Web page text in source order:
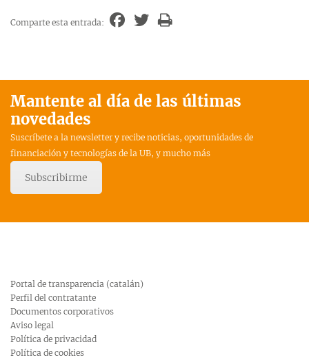
Comparte esta entrada:
Mantente al día de las últimas
novedades
Suscríbete a la newsletter y recibe noticias, oportunidades de
financiación y tecnologías de la UB, y mucho más
Subscribirme
Portal de transparencia (catalán)
Perfil del contratante
Documentos corporativos
Aviso legal
Política de privacidad
Política de cookies